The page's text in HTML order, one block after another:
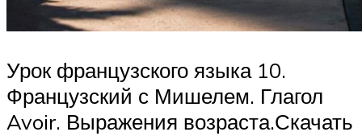
Урок французского языка 10.
Французский с Мишелем. Глагол
Avoir. Выражения возраста.Скачать